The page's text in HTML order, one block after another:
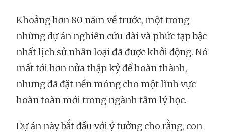
Khoảng hơn 80 năm về trước, một trong
những dự án nghiên cứu dài và phức tạp bậc
nhất lịch sử nhân loại đã được khởi động. Nó
mất tới hơn nửa thập kỷ để hoàn thành,
nhưng đã đặt nền móng cho một lĩnh vực
hoàn toàn mới trong ngành tâm lý học.
Dự án này bắt đầu với ý tưởng cho rằng, con